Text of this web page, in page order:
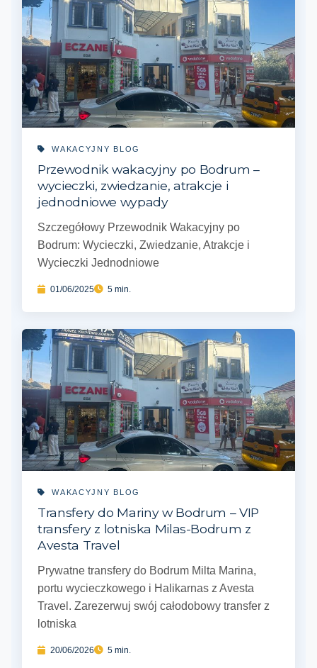
WAKACYJNY BLOG
Przewodnik wakacyjny po Bodrum –
wycieczki, zwiedzanie, atrakcje i
jednodniowe wypady
Szczegółowy Przewodnik Wakacyjny po
Bodrum: Wycieczki, Zwiedzanie, Atrakcje i
Wycieczki Jednodniowe
01/06/2025 5 min.
WAKACYJNY BLOG
Transfery do Mariny w Bodrum – VIP
transfery z lotniska Milas-Bodrum z
Avesta Travel
Prywatne transfery do Bodrum Milta Marina,
portu wycieczkowego i Halikarnas z Avesta
Travel. Zarezerwuj swój całodobowy transfer z
lotniska
20/06/2026 5 min.